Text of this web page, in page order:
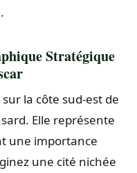
Stratégique
la côte sud-est de
Elle représente
une importance
une cité nichée